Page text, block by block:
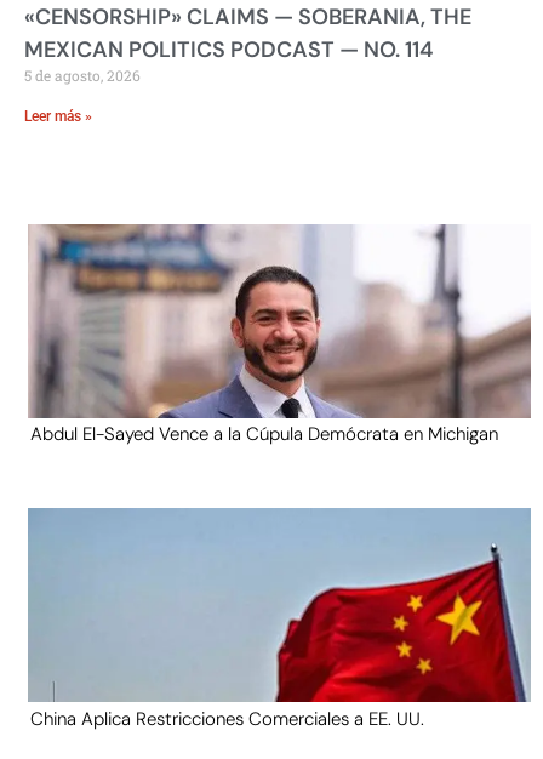
«CENSORSHIP» CLAIMS — SOBERANIA, THE
MEXICAN POLITICS PODCAST — NO. 114
5 de agosto, 2026
Leer más »
Abdul El-Sayed Vence a la Cúpula Demócrata en Michigan
China Aplica Restricciones Comerciales a EE. UU.